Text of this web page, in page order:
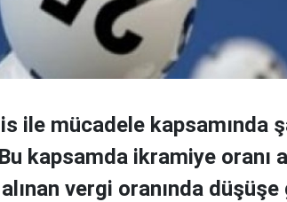
ile mücadele kapsamında
kapsamda ikramiye oranı
vergi oranında